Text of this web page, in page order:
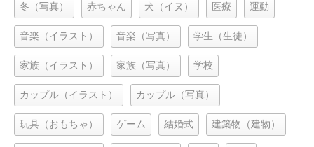
冬（写真） 赤ちゃん 犬（イヌ） 医療 運動
音楽（イラスト） 音楽（写真） 学生（生徒）
家族（イラスト） 家族（写真） 学校
カップル（イラスト） カップル（写真）
玩具（おもちゃ） ゲーム 結婚式 建築物（建物）